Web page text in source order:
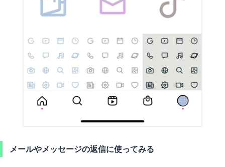
メールやメッセージの返信に使ってみる